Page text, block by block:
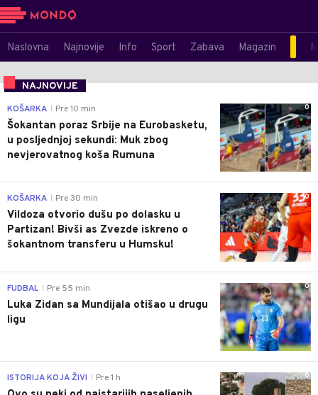
Naslovna Najnovije Info Sport Zabava Magazin
NAJNOVIJE
0
KOŠARKA Pre 10 min
Šokantan poraz Srbije na Eurobasketu,
u posljednjoj sekundi: Muk zbog
nevjerovatnog koša Rumuna
0
KOŠARKA Pre 30 min
Vildoza otvorio dušu po dolasku u
Partizan! Bivši as Zvezde iskreno o
šokantnom transferu u Humsku!
0
FUDBAL Pre 55 min
Luka Zidan sa Mundijala otišao u drugu
ligu
0
ISTORIJA KOJA ŽIVI Pre 1 h